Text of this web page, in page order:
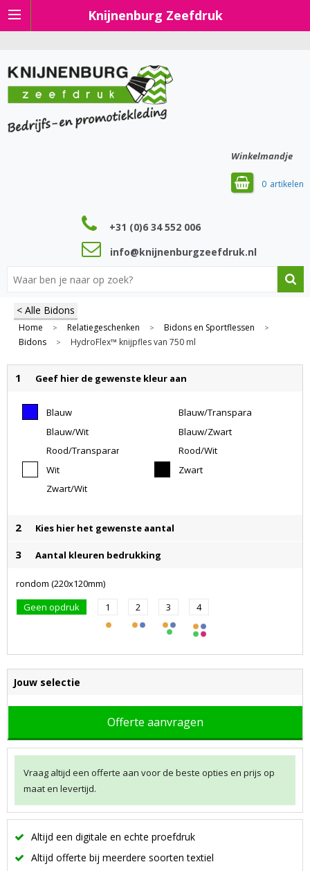
Knijnenburg Zeefdruk
Winkelmandje
0
+31 (0)6 34 552 006
info@knijnenburgzeefdruk.nl
< Alle Bidons
Home > Relatiegeschenken > Bidons en Sportflessen >
Bidons > HydroFlex™ knijpfles van 750 ml
1 Geef hier de gewenste kleur aan
Blauw
Blauw/Transparant
Wit
Blauw/Wit
Blauw/Zwart
Rood/Transparant
Wit
Rood/Wit
Wit
Zwart
Zwart/Wit
2 Kies hier het gewenste aantal
3 Aantal kleuren bedrukking
rondom (220x120mm)
Geen opdruk
1 2 3 4
Jouw selectie
Offerte aanvragen
Vraag altijd een offerte aan voor de beste opties en prijs op
maat en levertijd.
Altijd een digitale en echte proefdruk
Altijd offerte bij meerdere soorten textiel